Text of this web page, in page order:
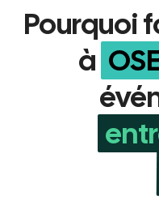
Pourquoi
à OSE